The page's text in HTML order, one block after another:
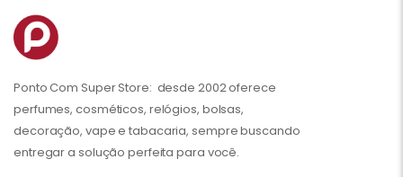
Ponto Com Super Store: desde 2002 oferece
perfumes, cosméticos, relógios, bolsas,
decoração, vape e tabacaria, sempre buscando
entregar a solução perfeita para você.